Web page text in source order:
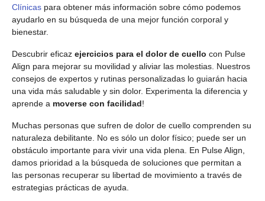
Clínicas para obtener más información sobre cómo podemos
ayudarlo en su búsqueda de una mejor función corporal y
bienestar.
Descubrir eficaz ejercicios para el dolor de cuello con Pulse
Align para mejorar su movilidad y aliviar las molestias. Nuestros
consejos de expertos y rutinas personalizadas lo guiarán hacia
una vida más saludable y sin dolor. Experimenta la diferencia y
aprende a moverse con facilidad!
Muchas personas que sufren de dolor de cuello comprenden su
naturaleza debilitante. No es sólo un dolor físico; puede ser un
obstáculo importante para vivir una vida plena. En Pulse Align,
damos prioridad a la búsqueda de soluciones que permitan a
las personas recuperar su libertad de movimiento a través de
estrategias prácticas de ayuda.